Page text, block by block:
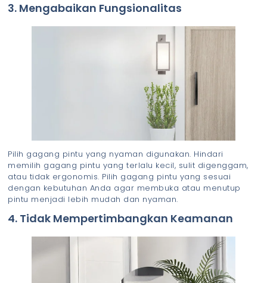
3. Mengabaikan Fungsionalitas
Pilih gagang pintu yang nyaman digunakan. Hindari
memilih gagang pintu yang terlalu kecil, sulit digenggam,
atau tidak ergonomis. Pilih gagang pintu yang sesuai
dengan kebutuhan Anda agar membuka atau menutup
pintu menjadi lebih mudah dan nyaman.
4. Tidak Mempertimbangkan Keamanan